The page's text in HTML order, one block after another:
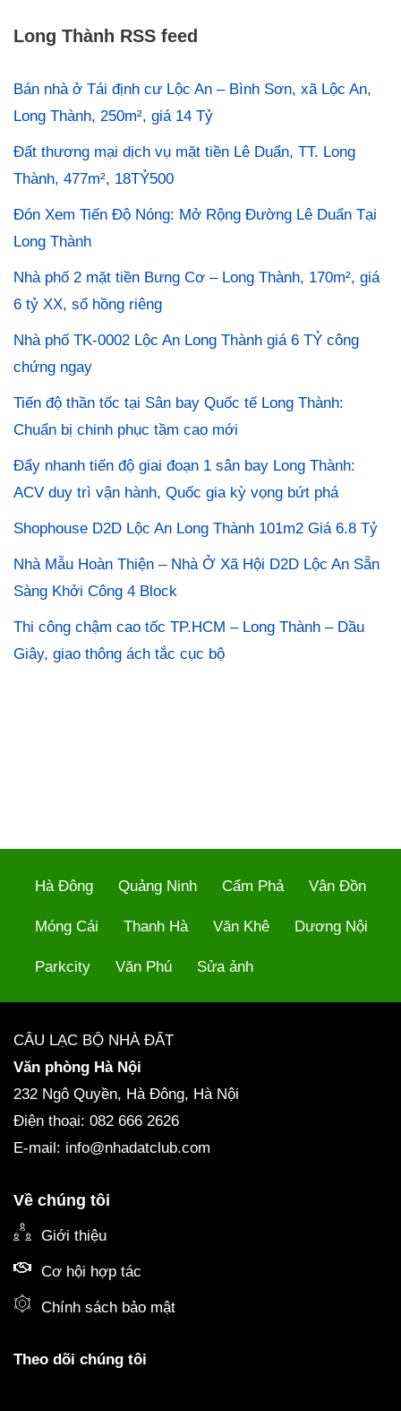
Long Thành RSS feed
Bán nhà ở Tái định cư Lộc An – Bình Sơn, xã Lộc An,
Long Thành, 250m², giá 14 Tỷ
Đất thương mại dịch vụ mặt tiền Lê Duẩn, TT. Long
Thành, 477m², 18TỶ500
Đón Xem Tiến Độ Nóng: Mở Rộng Đường Lê Duẩn Tại
Long Thành
Nhà phố 2 mặt tiền Bưng Cơ – Long Thành, 170m², giá
6 tỷ XX, sổ hồng riêng
Nhà phố TK-0002 Lộc An Long Thành giá 6 TỶ công
chứng ngay
Tiến độ thần tốc tại Sân bay Quốc tế Long Thành:
Chuẩn bị chinh phục tầm cao mới
Đẩy nhanh tiến độ giai đoạn 1 sân bay Long Thành:
ACV duy trì vận hành, Quốc gia kỳ vọng bứt phá
Shophouse D2D Lộc An Long Thành 101m2 Giá 6.8 Tỷ
Nhà Mẫu Hoàn Thiện – Nhà Ở Xã Hội D2D Lộc An Sẵn
Sàng Khởi Công 4 Block
Thi công chậm cao tốc TP.HCM – Long Thành – Dầu
Giây, giao thông ách tắc cục bộ
Hà Đông Quảng Ninh Cẩm Phả Vân Đồn
Móng Cái Thanh Hà Văn Khê Dương Nội
Parkcity Văn Phú Sửa ảnh
CÂU LẠC BỘ NHÀ ĐẤT
Văn phòng Hà Nội
232 Ngô Quyền, Hà Đông, Hà Nội
Điện thoại: 082 666 2626
E-mail: info@nhadatclub.com
Về chúng tôi
Giới thiệu
Cơ hội hợp tác
Chính sách bảo mật
Theo dõi chúng tôi